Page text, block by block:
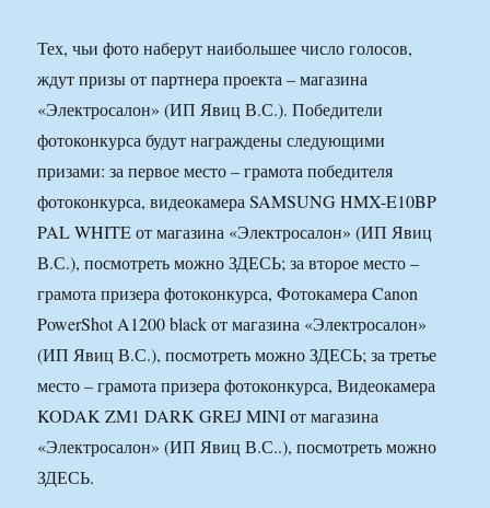
Тех, чьи фото наберут наибольшее число голосов,
ждут призы от партнера проекта – магазина
«Электросалон» (ИП Явиц В.С.). Победители
фотоконкурса будут награждены следующими
призами: за первое место – грамота победителя
фотоконкурса, видеокамера SAMSUNG HMX-E10BP
PAL WHITE от магазина «Электросалон» (ИП Явиц
В.С.), посмотреть можно ЗДЕСЬ; за второе место –
грамота призера фотоконкурса, Фотокамера Canon
PowerShot A1200 black от магазина «Электросалон»
(ИП Явиц В.С.), посмотреть можно ЗДЕСЬ; за третье
место – грамота призера фотоконкурса, Видеокамера
KODAK ZM1 DARK GREJ MINI от магазина
«Электросалон» (ИП Явиц В.С..), посмотреть можно
ЗДЕСЬ.